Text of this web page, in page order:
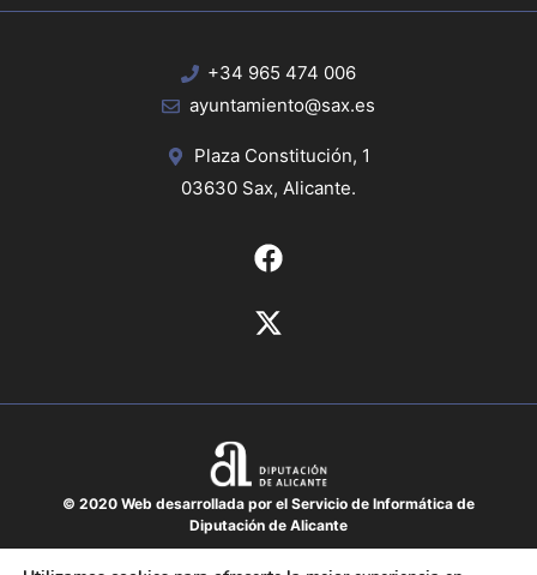
+34 965 474 006
ayuntamiento@sax.es
Plaza Constitución, 1
03630 Sax, Alicante.
© 2020 Web desarrollada por el Servicio de Informática de
Diputación de Alicante